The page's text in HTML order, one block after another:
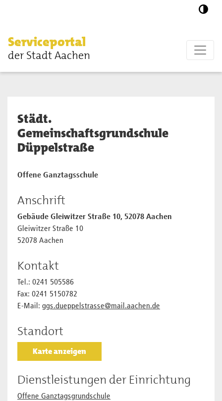
Serviceportal
der Stadt Aachen
Städt.
Gemeinschaftsgrundschule
Düppelstraße
Offene Ganztagsschule
Anschrift
Gebäude Gleiwitzer Straße 10, 52078 Aachen
Gleiwitzer Straße 10
52078 Aachen
Kontakt
Tel.: 0241 505586
Fax: 0241 5150782
E-Mail: ggs.dueppelstrasse@mail.aachen.de
Standort
Karte anzeigen
Dienstleistungen der Einrichtung
Offene Ganztagsgrundschule